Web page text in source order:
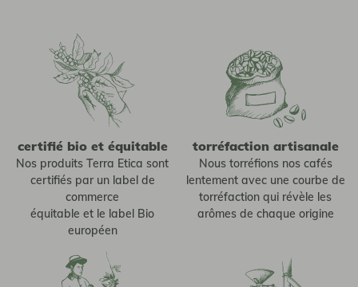
certifié bio et équitable
Nos produits Terra Etica sont
certifiés par un label de
commerce
équitable et le label Bio
européen
torréfaction artisanale
Nous torréfions nos cafés
lentement avec une courbe de
torréfaction qui révèle les
arômes de chaque origine